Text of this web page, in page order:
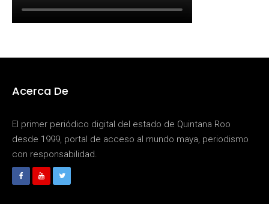
Acerca De
El primer periódico digital del estado de Quintana Roo
desde 1999, portal de acceso al mundo maya, periodismo
con responsabilidad.